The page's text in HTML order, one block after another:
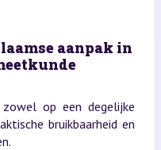
aanpak in
op een degelijke
bruikbaarheid en